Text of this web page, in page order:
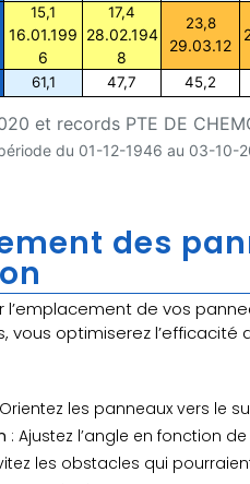
et records PTE DE
du 01-12-1946 au 03-10-
15,1
16.01.199
6
17,4
28.02.194
8
23,8
29.03.12
61,1 47,7 45,2
des
de vos
vous optimiserez
les panneaux vers le
: Ajustez l’angle en fonction
les obstacles qui